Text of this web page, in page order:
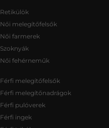
Retikülök
Női melegítőfelsők
Női farmerek
Szoknyák
Női fehérneműk
Férfi melegítőfelsők
Férfi melegítőnadrágok
Férfi pulóverek
Férfi ingek